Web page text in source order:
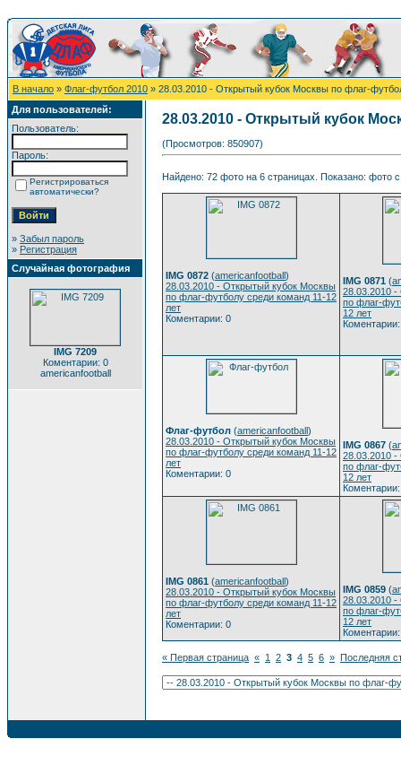
В начало » Флаг-футбол 2010 » 28.03.2010 - Открытый кубок Москвы по флаг-
Для пользователей:
Пользователь:
Пароль:
Регистрироваться
автоматически?
» Забыл пароль
» Регистрация
Случайная фотография
IMG 7209
Коментарии: 0
americanfootball
28.03.2010 - Открытый кубок
(Просмотров: 850907)
Найдено: 72 фото на 6 страницах. Показано: фото
IMG 0872 (americanfootball)
28.03.2010 - Открытый кубок Москвы
по флаг-футболу среди команд 11-12
лет
Коментарии: 0
IMG 0871 (
28.03.2010
по флаг-
12 лет
Флаг-футбол (americanfootball)
28.03.2010 - Открытый кубок Москвы
по флаг-футболу среди команд 11-12
лет
Коментарии: 0
IMG 0867 (
28.03.2010
по флаг-
12 лет
IMG 0861 (americanfootball)
28.03.2010 - Открытый кубок Москвы
по флаг-футболу среди команд 11-12
лет
Коментарии: 0
IMG 0859 (
28.03.2010
по флаг-
12 лет
« Первая страница « 1 2 3 4 5 6 » Последняя